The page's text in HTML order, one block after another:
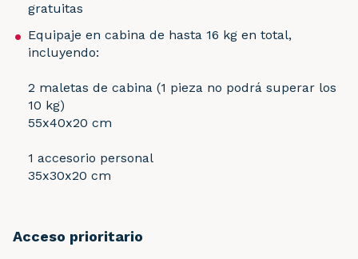
gratuitas
Equipaje en cabina de hasta 16 kg en total,
incluyendo:
2 maletas de cabina (1 pieza no podrá superar los
10 kg)
55x40x20 cm
1 accesorio personal
35x30x20 cm
Acceso prioritario